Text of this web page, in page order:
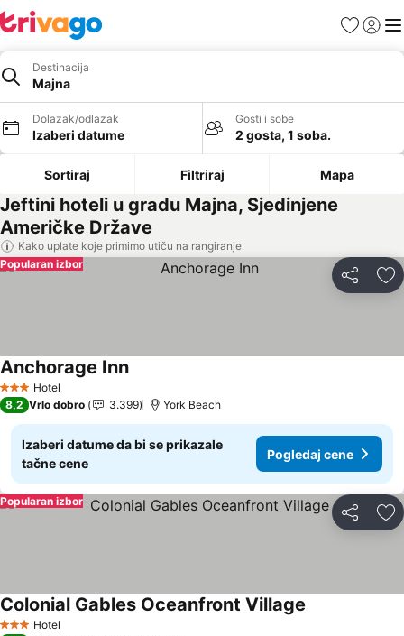
FavoritiPrijavi
Destinacija
Majna
Dolazak/odlazak
Izaberi datume
Gosti i sobe
2 gosta, 1 soba.
Sortiraj Filtriraj Mapa
Jeftini hoteli u gradu Majna, Sjedinjene
Američke Države
Kako uplate koje primimo utiču na rangiranje
Deli
Popularan izbor
3 Zvezdice
Hotel
Anchorage Inn
8,2 Vrlo dobro 3.399 York Beach
Izaberi datume da bi se prikazale
tačne cene
Pogledaj cene
Deli
Popularan izbor
3 Zvezdice
Hotel
Colonial Gables Oceanfront Village